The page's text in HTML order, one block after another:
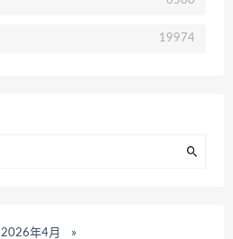
19974
2026年4月 »